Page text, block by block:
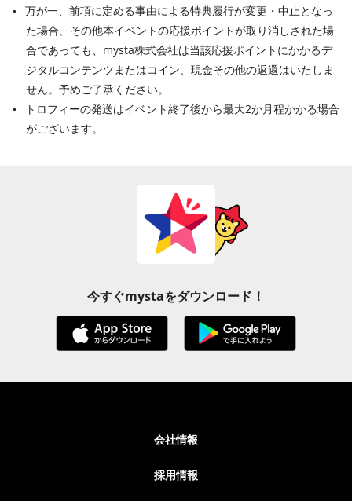
万が一、前項に定める事由による特典履行が変更・中止となっ
た場合、その他本イベントの応援ポイントが取り消しされた場
合であっても、mysta株式会社は当該応援ポイントにかかるデ
ジタルコンテンツまたはコイン、現金その他の返還はいたしま
せん。予めご了承ください。
トロフィーの発送はイベント終了後から最大2か月程かかる場合
がございます。
今すぐmystaをダウンロード！
会社情報
採用情報